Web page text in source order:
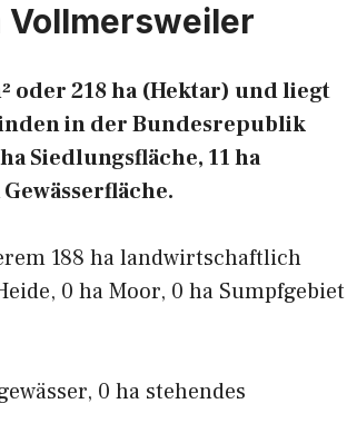
Vollmersweiler
oder 218 ha (Hektar) und liegt
in der Bundesrepublik
Siedlungsfläche, 11 ha
188 ha landwirtschaftlich
0 ha Moor, 0 ha Sumpfgebiet
0 ha stehendes